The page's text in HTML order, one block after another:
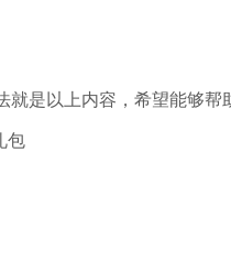
就是以上内容，希望能够
包